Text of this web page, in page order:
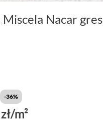
Miscela Nacar gres
-36%
m²